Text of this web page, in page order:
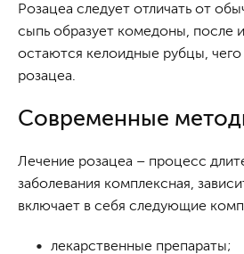
Розацеа следует отличать от
сыпь образует комедоны, после
остаются келоидные рубцы, чего
розацеа.
Современные
Лечение розацеа – процесс
заболевания комплексная,
включает в себя следующие
лекарственные препараты;